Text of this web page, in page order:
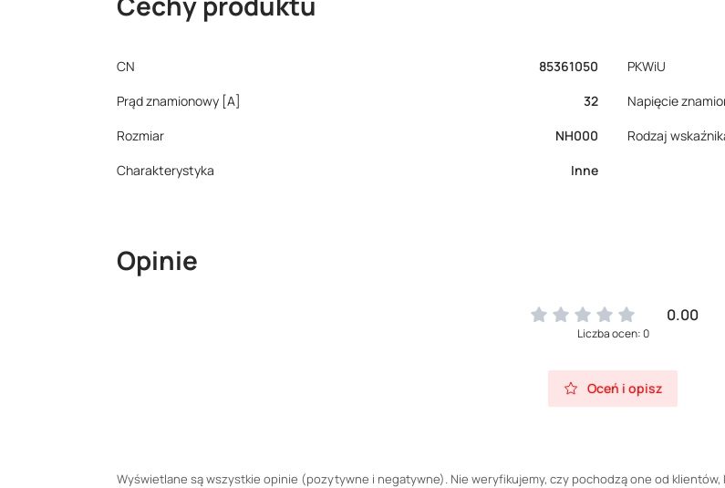
CN 85361050 PKWiU
Prąd znamionowy [A]
32 Napięcie
Rozmiar
NH000 Rodzaj
Charakterystyka
Inne
Opinie
0.00
Liczba ocen: 0
Oceń i opisz
Wyświetlane są wszystkie opinie (pozytywne i negatywne). Nie weryfikujemy, czy pochodzą one od